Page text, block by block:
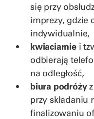
się przy
imprezy, gdzie
indywidualnie,
kwiaciarniei
odbierają
na odległość,
biura podróżyz
przy składaniu
finalizowaniu